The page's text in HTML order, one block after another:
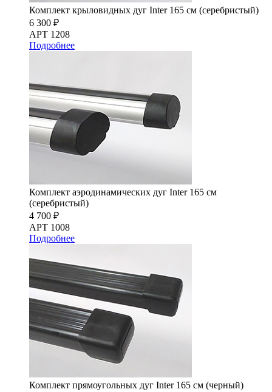
Комплект крыловидных дуг Inter 165 см (серебристый)
6 300 ₽
АРТ 1208
Подробнее
Комплект аэродинамических дуг Inter 165 см
(серебристый)
4 700 ₽
АРТ 1008
Подробнее
Комплект прямоугольных дуг Inter 165 см (черный)